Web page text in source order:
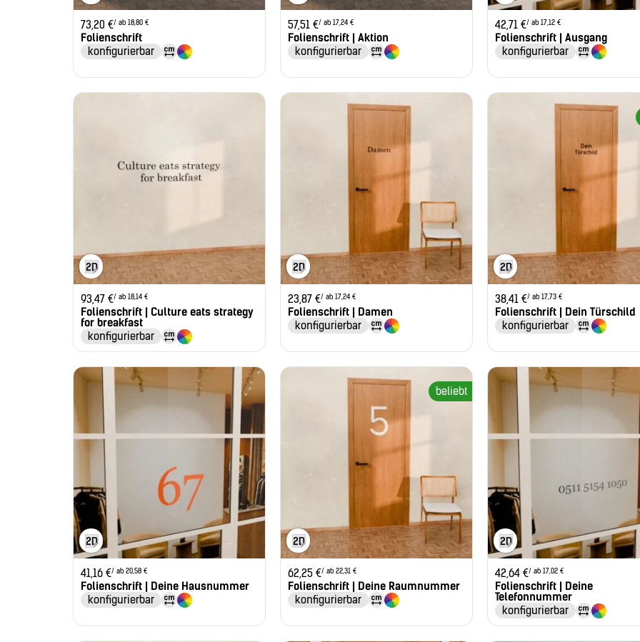
73,20 €/ ab 18,80 €
Folienschrift
konfigurierbar
57,51 €/ ab 17,24 €
Folienschrift | Aktion
konfigurierbar
42,71 €/ ab 17,12 €
Folienschrift | Ausgang
konfigurierbar
93,47 €/ ab 18,14 €
Folienschrift | Culture eats strategy
for breakfast
konfigurierbar
23,87 €/ ab 17,24 €
Folienschrift | Damen
konfigurierbar
38,41 €/ ab 17,73 €
Folienschrift | Dein Türschild
konfigurierbar
41,16 €/ ab 20,58 €
Folienschrift | Deine Hausnummer
konfigurierbar
beliebt
62,25 €/ ab 22,31 €
Folienschrift | Deine Raumnummer
konfigurierbar
42,64 €/ ab 17,02 €
Folienschrift | Deine
Telefonnummer
konfigurierbar